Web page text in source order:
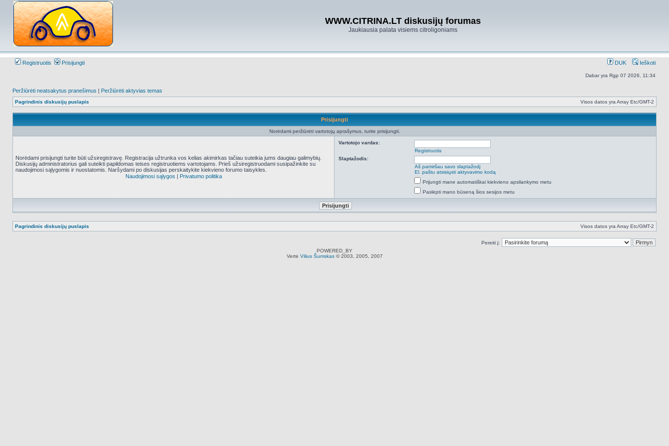
WWW.CITRINA.LT diskusijų forumas
Jaukiausia palata visiems citroligoniams
Registruotis Prisijungti DUK Ieškoti
Dabar yra Rgp 07 2026, 11:34
Peržiūrėti neatsakytus pranešimus | Peržiūrėti aktyvias temas
Pagrindinis diskusijų puslapis Visos datos yra Array Etc/GMT-2
Prisijungti
Norėdami peržiūrėti vartotojų aprašymus, turite prisijungti.
Norėdami prisijungti turite būti užsiregistravę. Registracija užtrunka vos kelias akimirkas tačiau suteikia jums daugiau galimybių.
Diskusijų administratorius gali suteikti papildomas teises registruotiems vartotojams. Prieš užsiregistruodami susipažinkite su
naudojimosi sąlygomis ir nuostatomis. Naršydami po diskusijas perskaitykite kiekvieno forumo taisykles.
Naudojimosi sąlygos | Privatumo politika
Vartotojo vardas:
Registruotis
Slaptažodis:
Aš pamiršau savo slaptažodį
El. paštu atsisiųsti aktyvavimo kodą
Prijungti mane automatiškai kiekvieno apsilankymo metu
Paslėpti mano būseną šios sesijos metu
Pagrindinis diskusijų puslapis Visos datos yra Array Etc/GMT-2
Pereiti į:
POWERED_BY
Vertė Vilius Šumskas© 2003, 2005, 2007